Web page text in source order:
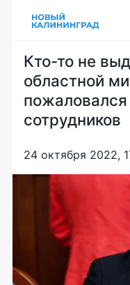
Кто-то не
областной
пожаловался
сотрудников
24 октября 2022,